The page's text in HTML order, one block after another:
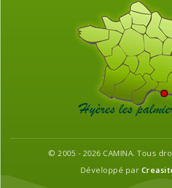
© 2005 - 2026 CAMINA. Tous
Développé par